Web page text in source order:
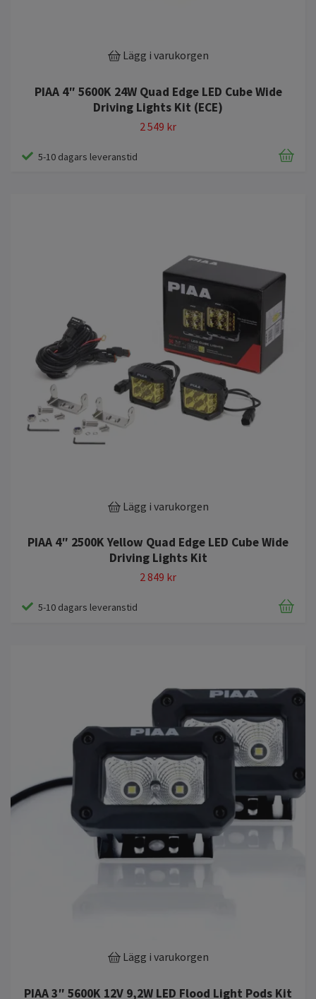
Lägg i varukorgen
PIAA 4″ 5600K 24W Quad Edge LED Cube Wide
Driving Lights Kit (ECE)
2 549 kr
5-10 dagars leveranstid
Lägg i varukorgen
PIAA 4″ 2500K Yellow Quad Edge LED Cube Wide
Driving Lights Kit
2 849 kr
5-10 dagars leveranstid
Lägg i varukorgen
PIAA 3″ 5600K 12V 9,2W LED Flood Light Pods Kit